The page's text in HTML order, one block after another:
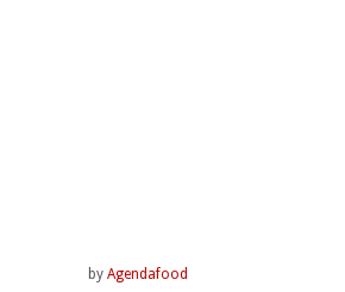
by Agendafood